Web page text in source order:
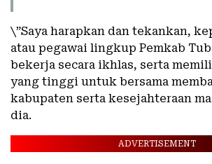
\”Saya harapkan dan tekankan,
atau pegawai lingkup Pemkab
bekerja secara ikhlas, serta
yang tinggi untuk bersama
kabupaten serta kesejahteraan
dia.
ADVERTISEMENT